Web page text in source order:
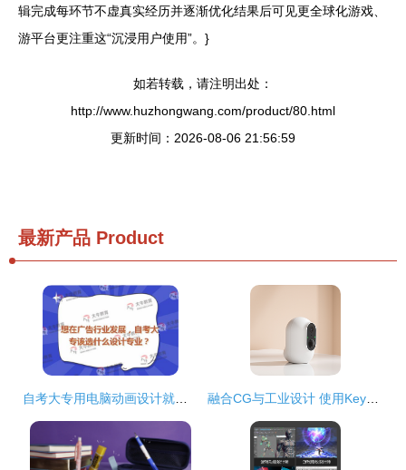
辑完成每环节不虚真实经历并逐渐优化结果后可见更全球化游戏、
游平台更注重这“沉浸用户使用”。}
如若转载，请注明出处：
http://www.huzhongwang.com/product/80.html
更新时间：2026-08-06 21:56:59
最新产品 Product